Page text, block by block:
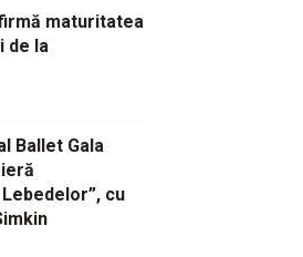
maturitatea
de la
Ballet Gala
cu